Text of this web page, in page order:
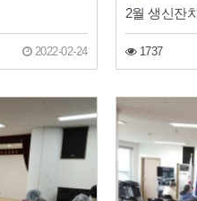
2022-02-24
2월 생신잔
1737